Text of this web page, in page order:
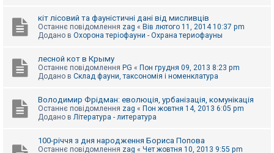
з
е
кіт лісовий та фауністичні дані від мисливців
Останнє повідомлення zag « Вів лютого 11, 2014 10:37 pm
Додано в Охорона теріофауни - Охрана териофауны
лесной кот в Крыму
Останнє повідомлення PG « Пон грудня 09, 2013 8:23 pm
Додано в Склад фауни, таксономія і номенклатура
Володимир Фрідман: еволюція, урбанізація, комунікація
Останнє повідомлення zag « Пон жовтня 14, 2013 6:05 pm
Додано в Література - литература
100-річчя з дня народження Бориса Попова
Останнє повідомлення zag « Чет жовтня 10, 2013 9:55 pm